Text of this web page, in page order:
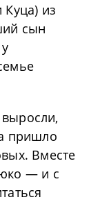
из
сын
пришло
Вместе
— и с